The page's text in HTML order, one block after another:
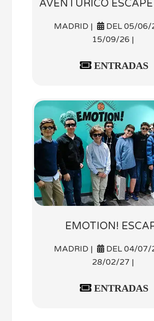
AVENTURICO
MADRID |
DEL 05/06/
15/09/26 |
ENTRADAS
EMOTION!
MADRID |
DEL 04/07/
28/02/27 |
ENTRADAS